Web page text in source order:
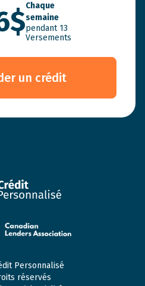
Chaque
semaine
pendant 13
Versements
un crédit
Personnalisé
réservés